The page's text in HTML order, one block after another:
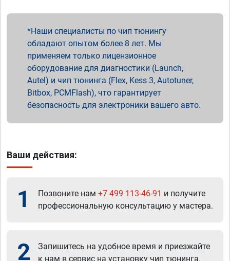
Наши специалисты по чип тюнингу
обладают опытом более 8 лет. Мы
применяем только лицензионное
оборудование для диагностики (Launch,
Autel) и чип тюнинга (Flex, Kess 3, Autotuner,
Bitbox, PCMFlash), что гарантирует
безопасность для электроники вашего авто.
Ваши действия:
1 Позвоните нам +7 499 113-46-91 и получите
профессиональную консультацию у мастера.
2
Запишитесь на удобное время и приезжайте
к нам в сервис на установку чип тюнинга.